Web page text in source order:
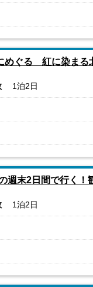
めぐる 紅に染ま
1泊2日
週末2日間で行く！
1泊2日